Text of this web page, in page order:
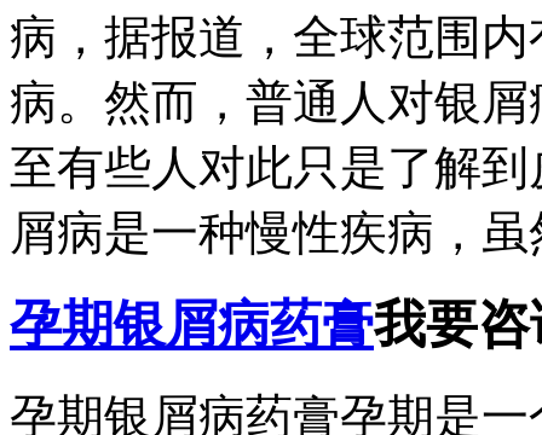
病，据报道，全球范围
病。然而，普通人对银
至有些人对此只是了解
屑病是一种慢性疾病，
孕期银屑病药膏我要咨
孕期银屑病药膏孕期是